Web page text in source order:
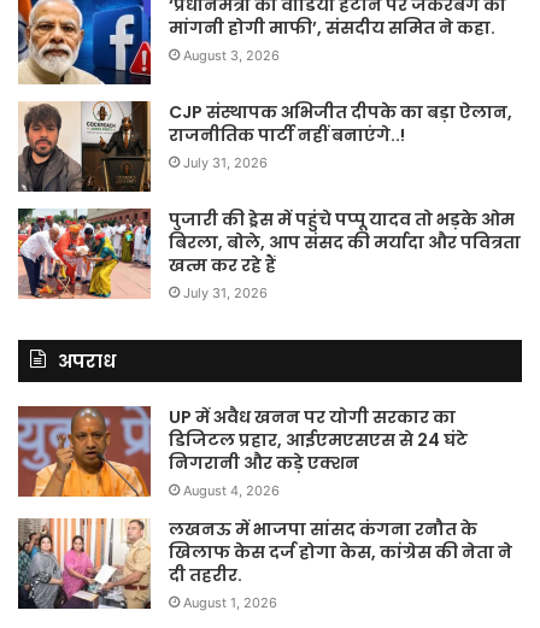
‘प्रधानमंत्री का वीडियो हटाने पर जकरबर्ग को
मांगनी होगी माफी’, संसदीय समित ने कहा.
August 3, 2026
CJP संस्थापक अभिजीत दीपके का बड़ा ऐलान,
राजनीतिक पार्टी नहीं बनाएंगे..!
July 31, 2026
पुजारी की ड्रेस में पहुंचे पप्पू यादव तो भड़के ओम
बिरला, बोले, आप संसद की मर्यादा और पवित्रता
खत्म कर रहे हैं
July 31, 2026
अपराध
UP में अवैध खनन पर योगी सरकार का
डिजिटल प्रहार, आईएमएसएस से 24 घंटे
निगरानी और कड़े एक्शन
August 4, 2026
लखनऊ में भाजपा सांसद कंगना रनौत के
खिलाफ केस दर्ज होगा केस, कांग्रेस की नेता ने
दी तहरीर.
August 1, 2026